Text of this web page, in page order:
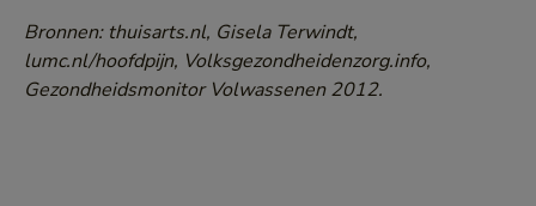
Bronnen: thuisarts.nl, Gisela Terwindt,
lumc.nl/hoofdpijn, Volksgezondheidenzorg.info,
Gezondheidsmonitor Volwassenen 2012.